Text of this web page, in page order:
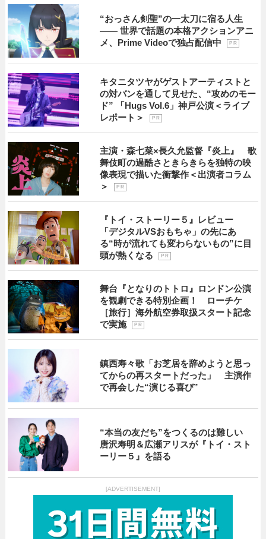
“おっさん剣聖”の一太刀に宿る人生
―― 世界で話題の本格アクションアニ
メ、Prime Videoで独占配信中
P R
キタニタツヤがゲストアーティストと
の対バンを通して見せた、“攻めのモー
ド” 「Hugs Vol.6」神戸公演＜ライブ
レポート＞
P R
主演・森七菜×長久允監督『炎上』 歌
舞伎町の過酷さときらきらを独特の映
像表現で描いた衝撃作＜出演者コラム
＞
P R
『トイ・ストーリー５』レビュー
「デジタルVSおもちゃ」の先にあ
る“時が流れても変わらないもの”に目
頭が熱くなる
P R
舞台『となりのトトロ』ロンドン公演
を観劇できる特別企画！ ローチケ
［旅行］海外航空券取扱スタート記念
で実施
P R
鎮西寿々歌「お芝居を辞めようと思っ
てからの再スタートだった」 主演作
で再会した“演じる喜び”
“本当の友だち”をつくるのは難しい
唐沢寿明＆広瀬アリスが『トイ・スト
ーリー５』を語る
[ADVERTISEMENT]